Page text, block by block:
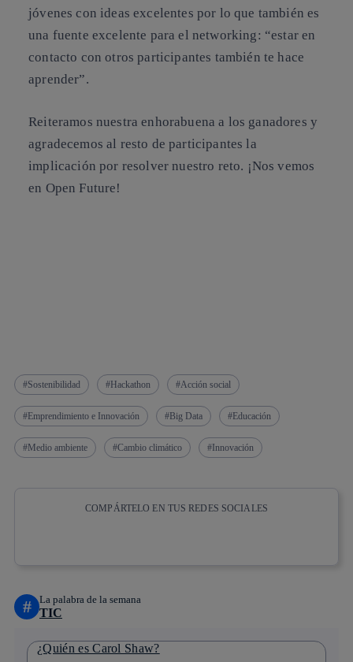
jóvenes con ideas excelentes por lo que también es
una fuente excelente para el networking: “estar en
contacto con otros participantes también te hace
aprender”.
Reiteramos nuestra enhorabuena a los ganadores y
agradecemos al resto de participantes la
implicación por resolver nuestro reto. ¡Nos vemos
en Open Future!
Sostenibilidad Hackathon Acción social
Emprendimiento e Innovación Big Data Educación
Medio ambiente Cambio climático Innovación
COMPÁRTELO EN TUS REDES SOCIALES
# La palabra de la semana
TIC
¿Quién es Carol Shaw?